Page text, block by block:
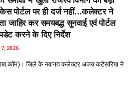
पोर्टल पर ही दर्ज नहीं…कलेक्टर ने
जाहिर कर समयबद्ध सुनवाई एवं पोर्टल
करने के दिए निर्देश
7, 2026
जिले के नवागत कलेक्टर अजय कटेसरिया ने